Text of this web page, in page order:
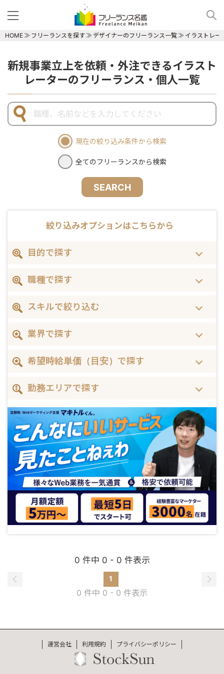
HOME フリーランスを探す デザイナーのフリーランス一覧 イラストレー
新規事業立上を依頼・外注できるイラスト
レーターのフリーランス・個人一覧
現在の絞り込み条件から検索
全てのフリーランスから検索
SEARCH
絞り込みオプションはこちらから
目的で探す
職種で探す
スキルで絞り込む
業界で探す
希望時給単価（目安）で探す
勤務エリアで探す
0 件中 0 - 0 件表示
1
0 件中 0 - 0 件表示
運営会社 利用規約 プライバシーポリシー